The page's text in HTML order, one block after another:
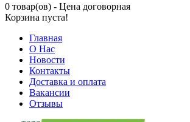
0 товар(ов) - Цена договорная
Корзина пуста!
Главная
О Нас
Новости
Контакты
Доставка и оплата
Вакансии
Отзывы